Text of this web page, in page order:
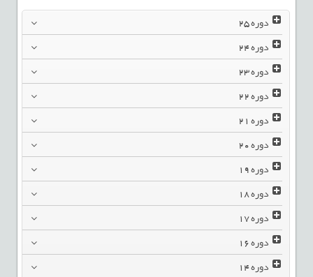
دوره25
دوره24
دوره23
دوره22
دوره21
دوره20
دوره19
دوره18
دوره17
دوره16
دوره14